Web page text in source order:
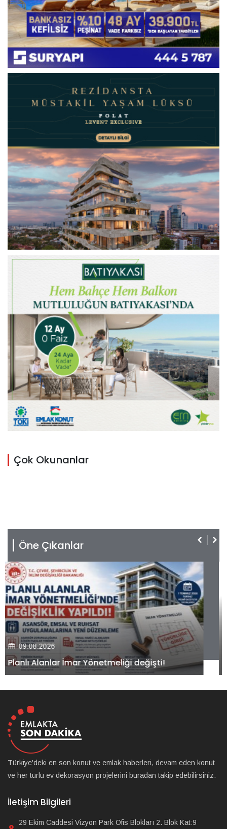
Çok Okunanlar
Öne Çıkanlar
09.08.2026
Kiler GYO’dan Pendik Dolayoba projesiyle ilgili
önemli adım!
Türkiye'deki en son konut ve emlak haberleri, devam eden konut
ve her türlü ev dekorasyon projelerini buradan takip edebilirsiniz.
İletişim Bilgileri
29 Ekim Caddesi Vizyon Park Ofis Blokları 2. Blok Kat:9